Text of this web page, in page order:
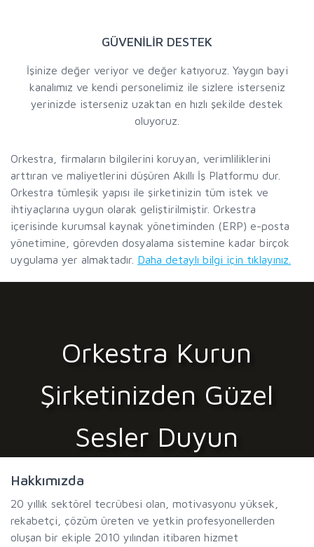
GÜVENİLİR DESTEK
İşinize değer veriyor ve değer katıyoruz. Yaygın bayi
kanalımız ve kendi personelimiz ile sizlere isterseniz
yerinizde isterseniz uzaktan en hızlı şekilde destek
oluyoruz.
Orkestra, firmaların bilgilerini koruyan, verimliliklerini
arttıran ve maliyetlerini düşüren Akıllı İş Platformu dur.
Orkestra tümleşik yapısı ile şirketinizin tüm istek ve
ihtiyaçlarına uygun olarak geliştirilmiştir. Orkestra
içerisinde kurumsal kaynak yönetiminden (ERP) e-posta
yönetimine, görevden dosyalama sistemine kadar birçok
uygulama yer almaktadır. Daha detaylı bilgi için tıklayınız.
Orkestra Kurun
Şirketinizden Güzel
Sesler Duyun
Hakkımızda
20 yıllık sektörel tecrübesi olan, motivasyonu yüksek,
rekabetçi, çözüm üreten ve yetkin profesyonellerden
oluşan bir ekiple 2010 yılından itibaren hizmet